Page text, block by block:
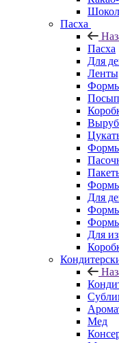
Пасха
Пасха
Для
Формы
Формы
Формы
Для
Формы
Формы
Для
Мед